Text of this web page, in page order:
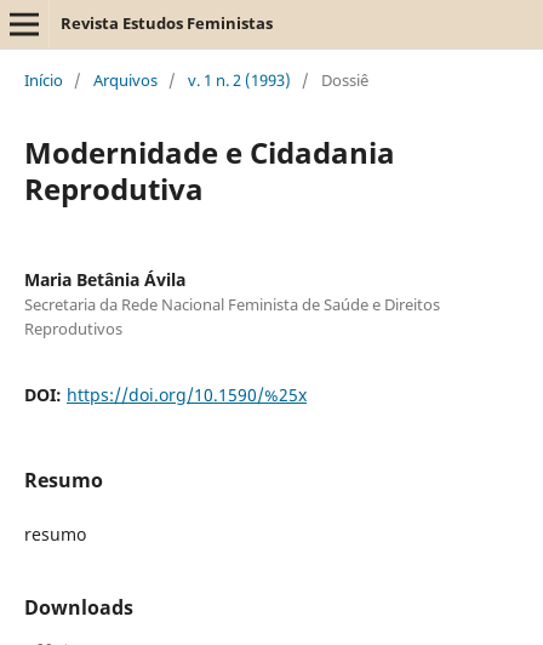
Revista Estudos Feministas
Início / Arquivos / v. 1 n. 2 (1993) / Dossiê
Modernidade e Cidadania
Reprodutiva
Maria Betânia Ávila
Secretaria da Rede Nacional Feminista de Saúde e Direitos
Reprodutivos
DOI: https://doi.org/10.1590/%25x
Resumo
resumo
Downloads